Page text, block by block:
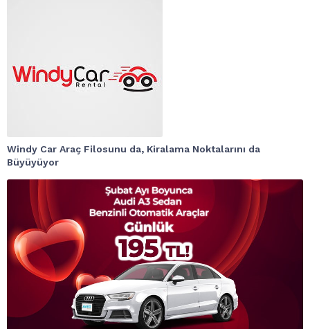
Windy Car Araç Filosunu da, Kiralama Noktalarını da
Büyüyüyor